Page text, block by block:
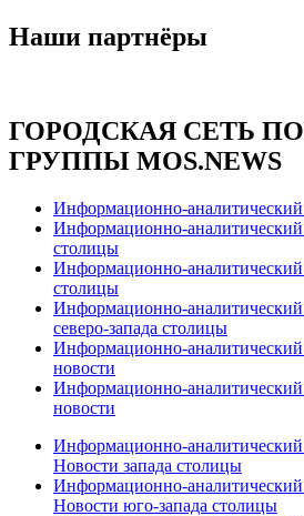
Наши партнёры
ГОРОДСКАЯ СЕТЬ
ГРУППЫ MOS.NEWS
Информационно-
Информационно-
столицы
Информационно-аналитический
столицы
Информационно-
северо-запада столицы
Информационно-
новости
Информационно-
новости
Информационно-аналитический
Новости запада столицы
Информационно-аналитический
Новости юго-запада столицы